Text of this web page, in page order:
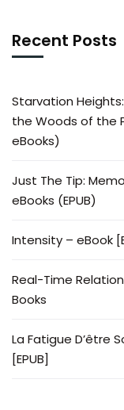
Recent Posts
Starvation
the Woods of the
eBooks)
Just The Tip:
eBooks (EPUB)
Intensity – eBook
Real-Time
Books
La Fatigue D’être
[EPUB]